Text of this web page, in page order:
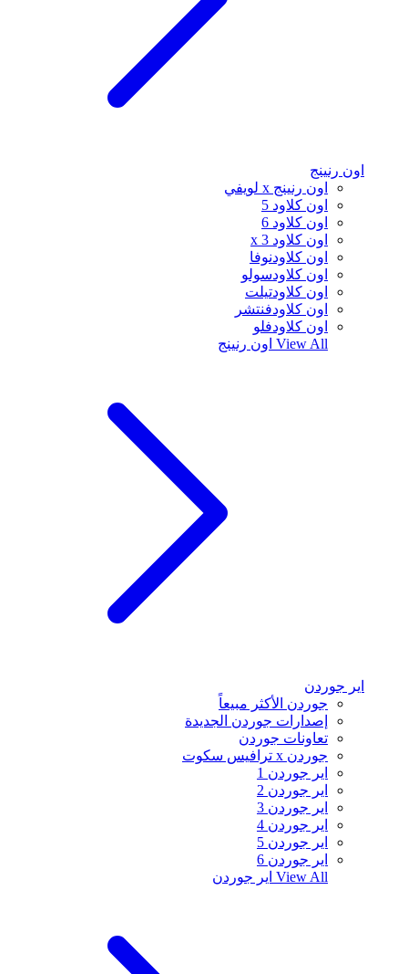
اون رنينج
اون رنينج x لويفي
اون كلاود 5
اون كلاود 6
اون كلاود x 3
اون كلاودنوفا
اون كلاودسولو
اون كلاودتيلت
اون كلاودفنتشر
اون كلاودفلو
View All اون رنينج
اير جوردن
جوردن الأكثر مبيعاً
إصدارات جوردن الجديدة
تعاونات جوردن
جوردن x ترافيس سكوت
اير جوردن 1
اير جوردن 2
اير جوردن 3
اير جوردن 4
اير جوردن 5
اير جوردن 6
View All اير جوردن